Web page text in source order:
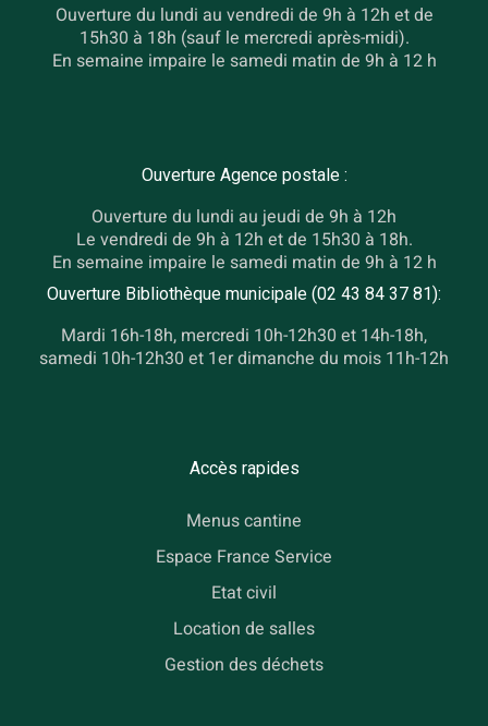
Ouverture du lundi au vendredi de 9h à 12h et de
15h30 à 18h (sauf le mercredi après-midi).
En semaine impaire le samedi matin de 9h à 12 h
Ouverture Agence postale :
Ouverture du lundi au jeudi de 9h à 12h
Le vendredi de 9h à 12h et de 15h30 à 18h.
En semaine impaire le samedi matin de 9h à 12 h
Ouverture Bibliothèque municipale (02 43 84 37 81):
Mardi 16h-18h, mercredi 10h-12h30 et 14h-18h,
samedi 10h-12h30 et 1er dimanche du mois 11h-12h
Accès rapides
Menus cantine
Espace France Service
Etat civil
Location de salles
Gestion des déchets